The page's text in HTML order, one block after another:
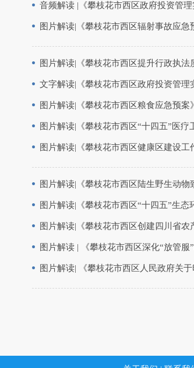
音频解读 |《攀枝花市西区政府投资管理
图片解读|《攀枝花市西区辐射事故应急
图片解读|《攀枝花市西区提升行政执
文字解读|《攀枝花市西区政府投资管理
图片解读|《攀枝花市西区粮食应急预案》
图片解读|《攀枝花市西区“十四五”医疗
图片解读|《攀枝花市西区健康区建设工
图片解读|《攀枝花市西区陆生野生动物
图片解读|《攀枝花市西区“十四五”生态
图片解读|《攀枝花市西区创建四川省农
图片解读 | 《攀枝花市西区深化“放管服
图片解读| 《攀枝花市西区人民政府关